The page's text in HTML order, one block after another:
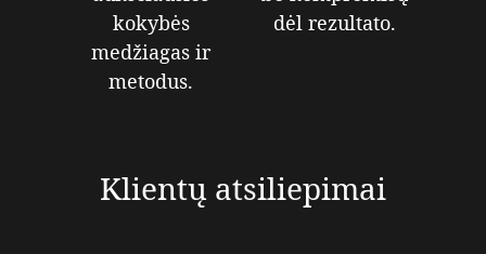
kokybės
medžiagas ir
metodus.
dėl rezultato.
Klientų atsiliepimai